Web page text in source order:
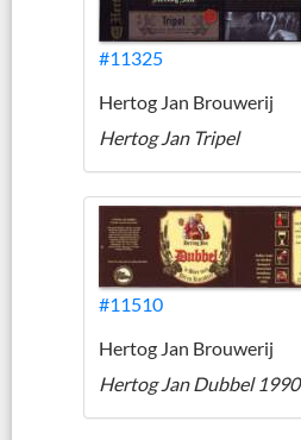
#11325
Hertog Jan Brouwerij
Hertog Jan Tripel
#11510
Hertog Jan Brouwerij
Hertog Jan Dubbel 1990